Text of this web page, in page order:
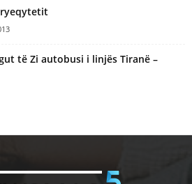
të Zi autobusi i linjës Tiranë –